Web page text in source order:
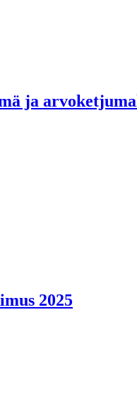
ja
2025